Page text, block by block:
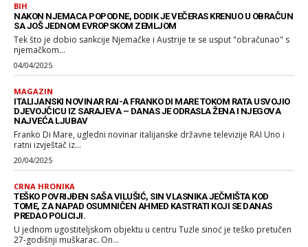
BIH
NAKON NJEMACA POPODNE, DODIK JE VEČERAS KRENUO U OBRAČUN
SA JOŠ JEDNOM EVROPSKOM ZEMLJOM
Tek što je dobio sankcije Njemačke i Austrije te se usput "obračunao" s
njemačkom...
04/04/2025
MAGAZIN
ITALIJANSKI NOVINAR RAI-A FRANKO DI MARE TOKOM RATA USVOJIO
DJEVOJČICU IZ SARAJEVA – DANAS JE ODRASLA ŽENA I NJEGOVA
NAJVEĆA LJUBAV
Franko Di Mare, ugledni novinar italijanske državne televizije RAI Uno i
ratni izvještač iz...
20/04/2025
CRNA HRONIKA
TEŠKO POVRIJĐEN SAŠA VILUŠIĆ, SIN VLASNIKA JEČMIŠTA KOD
TOME, ZA NAPAD OSUMNIČEN AHMED KASTRATI KOJI SE DANAS
PREDAO POLICIJI.
U jednom ugostiteljskom objektu u centru Tuzle sinoć je teško pretučen
27-godišnji muškarac. On...